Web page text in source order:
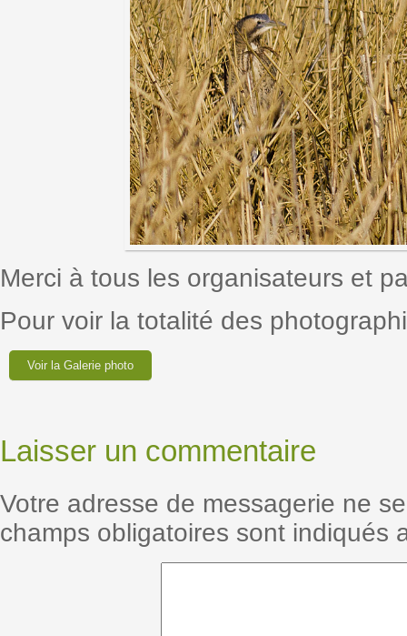
Merci à tous les organisateurs et
Pour voir la totalité des
Voir la Galerie photo
Laisser un commentaire
Votre adresse de messagerie ne
champs obligatoires sont indiqués